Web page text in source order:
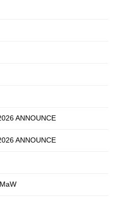
ANNOUNCE
ANNOUNCE